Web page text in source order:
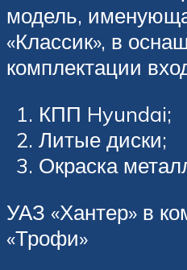
модель,
«Классик», в
комплектации
КПП Hyundai;
Литые диски;
Окраска
УАЗ «Хантер» в
«Трофи»